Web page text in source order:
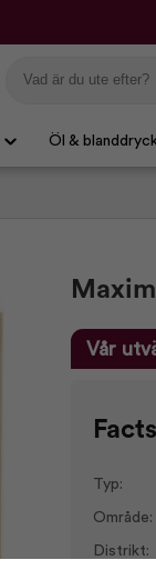
Öl &
Vår
Facts
Typ:
Område:
Distrikt: